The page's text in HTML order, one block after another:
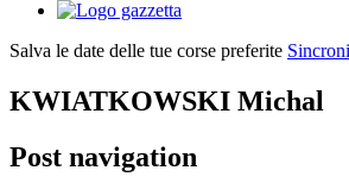
Salva le date delle tue corse preferite
KWIATKOWSKI Michal
Post navigation